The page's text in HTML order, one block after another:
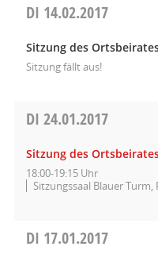
DI 14.02.2017
Sitzung des
Sitzung fällt aus!
DI 24.01.2017
Sitzung des
18:00-19:15 Uhr
Sitzungssaal Blauer Turm,
DI 17.01.2017